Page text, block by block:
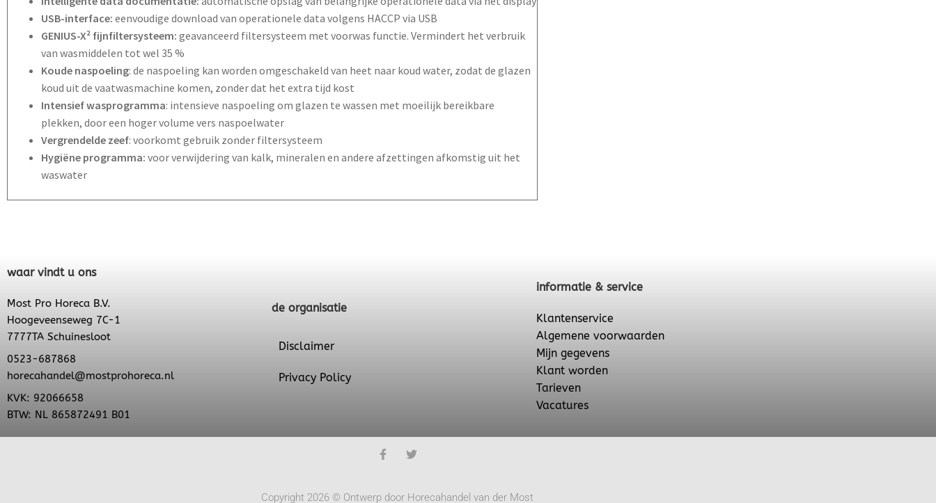
USB-interface: eenvoudige download van operationele data volgens HACCP via USB
GENIUS-X² fijnfiltersysteem: geavanceerd filtersysteem met voorwas functie. Vermindert het verbruik
van wasmiddelen tot wel 35 %
Koude naspoeling: de naspoeling kan worden omgeschakeld van heet naar koud water, zodat de glazen
koud uit de vaatwasmachine komen, zonder dat het extra tijd kost
Intensief wasprogramma: intensieve naspoeling om glazen te wassen met moeilijk bereikbare
plekken, door een hoger volume vers naspoelwater
Vergrendelde zeef: voorkomt gebruik zonder filtersysteem
Hygiëne programma: voor verwijdering van kalk, mineralen en andere afzettingen afkomstig uit het
waswater
waar vindt u ons
Most Pro Horeca B.V.
Hoogeveenseweg 7C-1
7777TA Schuinesloot
0523-687868
horecahandel@mostprohoreca.nl
KVK: 92066658
BTW: NL 865872491 B01
de organisatie
Disclaimer
Privacy Policy
informatie & service
Klantenservice
Algemene voorwaarden
Mijn gegevens
Klant worden
Tarieven
Vacatures
Copyright 2026 © Ontwerp door Horecahandel van der Most